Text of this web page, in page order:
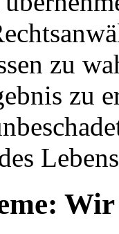
zu
zu
Wir